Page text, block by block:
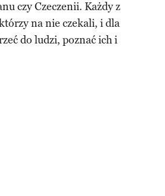
czy Czeczenii. Każdy z
na nie czekali, i dla
do ludzi, poznać ich i